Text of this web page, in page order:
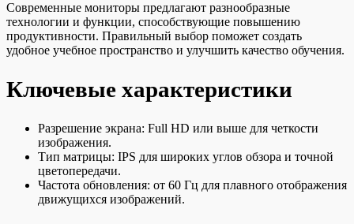
Современные мониторы предлагают разнообразные
технологии и функции, способствующие повышению
продуктивности. Правильный выбор поможет создать
удобное учебное пространство и улучшить качество обучения.
Ключевые характеристики
Разрешение экрана: Full HD или выше для четкости
изображения.
Тип матрицы: IPS для широких углов обзора и точной
цветопередачи.
Частота обновления: от 60 Гц для плавного отображения
движущихся изображений.